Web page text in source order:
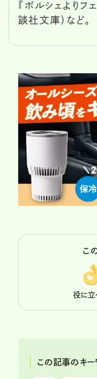
『ポルシェよりフ
談社文庫）など。
こ
役に立
この記事のキー